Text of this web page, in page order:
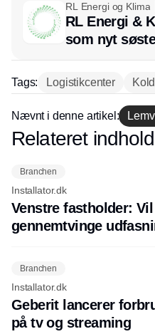
RL Energi og Klima
RL Energi &
som nyt
afsæt i RL
Tags: Logistikcenter
Nævnt i denne artikel:
Relateret indhold
Branchen
Installator.dk
Venstre fastholder:
gennemtvinge
Branchen
Installator.dk
Geberit lancerer
på tv og streaming